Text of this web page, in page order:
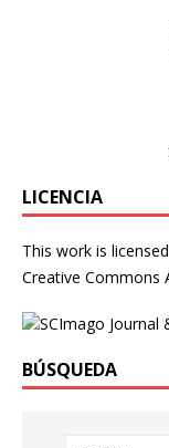
LICENCIA
This work is
Creative Commons
BÚSQUEDA